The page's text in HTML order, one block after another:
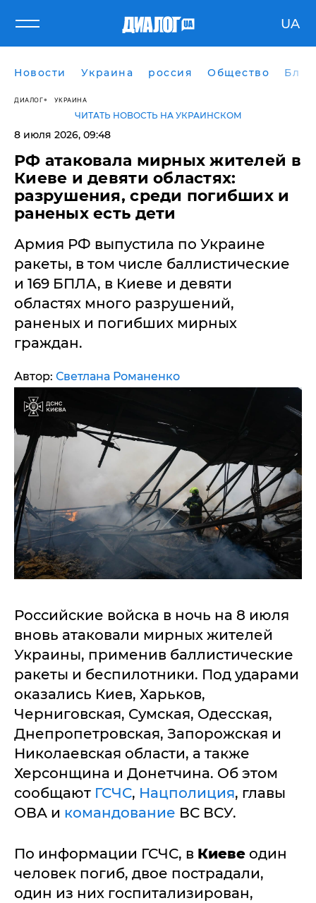
UA
Новости Украина россия Общество
ДИАЛОГ УКРАИНА
ЧИТАТЬ НОВОСТЬ НА УКРАИНСКОМ
8 июля 2026, 09:48
РФ атаковала мирных жителей в
Киеве и девяти областях:
разрушения, среди погибших и
раненых есть дети
Армия РФ выпустила по Украине
ракеты, в том числе баллистические
и 169 БПЛА, в Киеве и девяти
областях много разрушений,
раненых и погибших мирных
граждан.
Автор: Светлана Романенко
Российские войска в ночь на 8 июля
вновь атаковали мирных жителей
Украины, применив баллистические
ракеты и беспилотники. Под ударами
оказались Киев, Харьков,
Черниговская, Сумская, Одесская,
Днепропетровская, Запорожская и
Николаевская области, а также
Херсонщина и Донетчина. Об этом
сообщают ГСЧС, Нацполиция, главы
ОВА и командование ВС ВСУ.
По информации ГСЧС, в Киеве один
человек погиб, двое пострадали,
один из них госпитализирован,